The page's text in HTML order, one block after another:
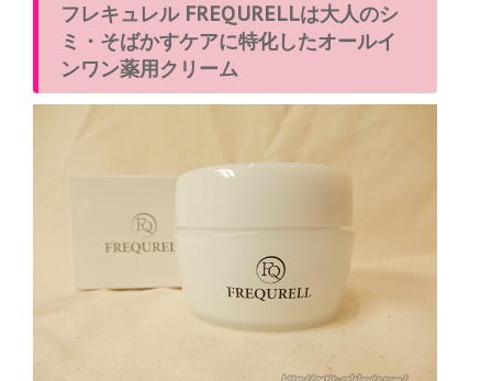
フレキュレル FREQURELLは大人のシ
ミ・そばかすケアに特化したオールイ
ンワン薬用クリーム